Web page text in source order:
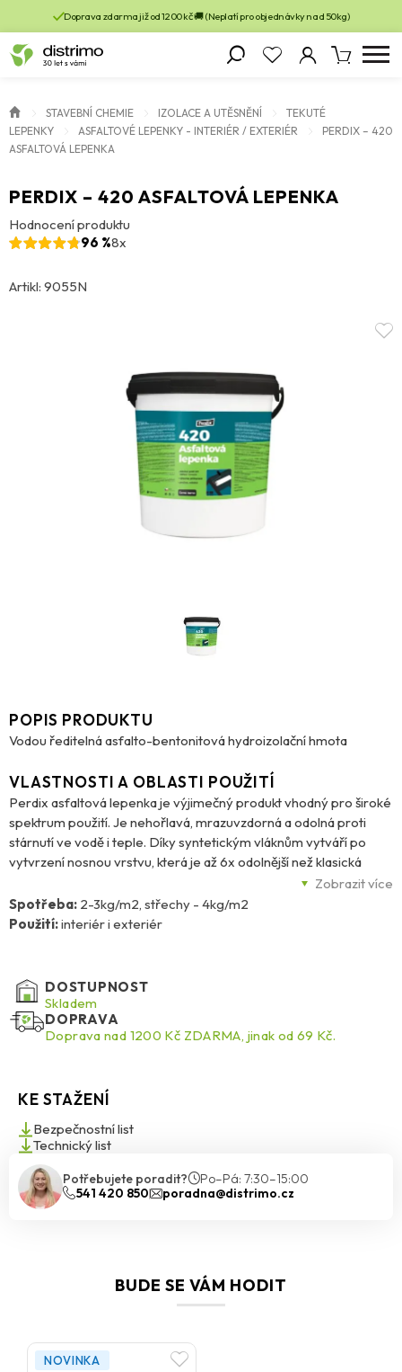
Doprava zdarma již od 1200 kč 🚚 (Neplatí pro objednávky nad 50kg)
STAVEBNÍ CHEMIE IZOLACE A UTĚSNĚNÍ
TEKUTÉ
LEPENKY
ASFALTOVÉ LEPENKY - INTERIÉR / EXTERIÉR
PERDIX – 420
ASFALTOVÁ LEPENKA
PERDIX – 420 ASFALTOVÁ LEPENKA
Hodnocení produktu
96 %8x
Artikl: 9055N
POPIS PRODUKTU
Vodou ředitelná asfalto-bentonitová hydroizolační hmota
Zobrazit více
VLASTNOSTI A OBLASTI POUŽITÍ
Perdix asfaltová lepenka je výjimečný produkt vhodný pro široké
spektrum použití. Je nehořlavá, mrazuvzdorná a odolná proti
stárnutí ve vodě i teple. Díky syntetickým vláknům vytváří po
vytvrzení nosnou vrstvu, která je až 6x odolnější než klasická
lepenka. Bez nutnosti zpevňování zvládá hrany a kouty, což
zjednodušuje aplikaci. Lze ji aplikovat na různé materiály včetně
betonu, dřeva, plechu a tepelně izolačních hmot. Po zatvrdnutí je
lepení polystyrenu. Vhodná na izolaci střech, bálkónů a teras,
podzemních základů, ochranné povlaky konstrukcí i hydroizolace
různých prostor. S touto lepenkou získáte spolehlivou ochranu a
snadnou aplikaci pro širokou škálu stavebních projektů.
Spotřeba: 2-3kg/m2, střechy - 4kg/m2
Použití:interiér i exteriér
DOSTUPNOST
Skladem
DOPRAVA
Doprava nad 1200 Kč ZDARMA, jinak od 69 Kč.
KE STAŽENÍ
Bezpečnostní list
Technický list
Potřebujete poradit?
Po–Pá: 7:30–15:00
541 420 850
poradna@distrimo.cz
BUDE SE VÁM HODIT
NOVINKA